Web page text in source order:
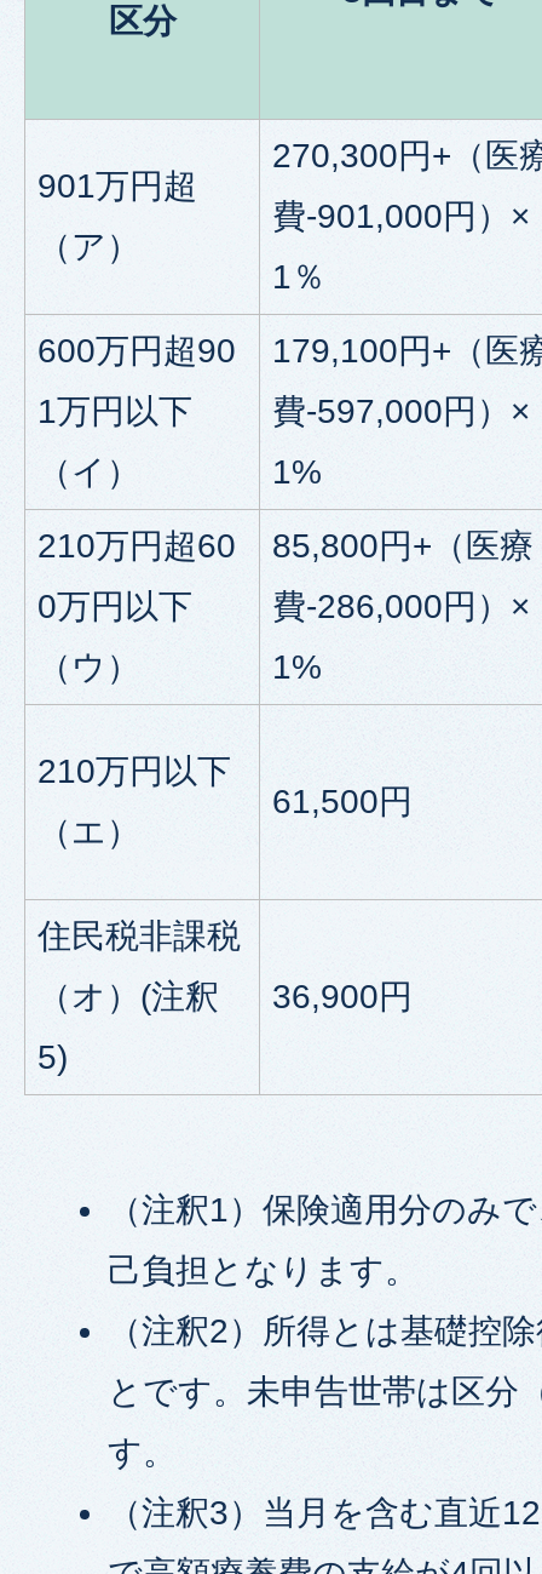
区分
901万円超
（ア）
270,300円+（医
費-901,000円）×
1％
600万円超90
1万円以下
（イ）
179,100円+（医
費-597,000円）×
1%
210万円超60
0万円以下
（ウ）
85,800円+（医療
費-286,000円）×
1%
210万円以下
（エ）
61,500円
住民税非課税
（オ）(注釈
5)
36,900円
（注釈1）保険適用分のみ
己負担となります。
（注釈2）所得とは基礎控
とです。未申告世帯は区分
す。
（注釈3）当月を含む直近